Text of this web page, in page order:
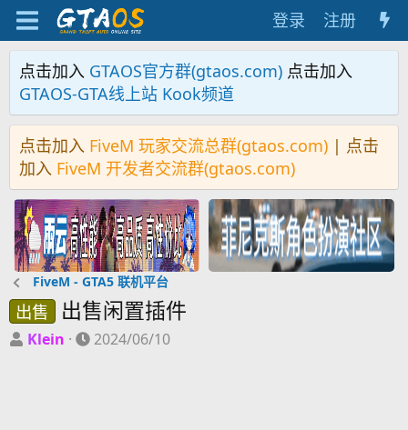
登录 注册
点击加入 GTAOS官方群(gtaos.com) 点击加入
GTAOS-GTA线上站 Kook频道
点击加入 FiveM 玩家交流总群(gtaos.com) | 点击
加入 FiveM 开发者交流群(gtaos.com)
FiveM - GTA5 联机平台
出售 出售闲置插件
主
Klein
开
2024/06/10